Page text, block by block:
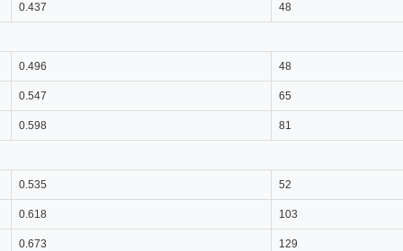
0.437 48
0.496 48
0.547 65
0.598 81
0.535 52
0.618 103
0.673 129